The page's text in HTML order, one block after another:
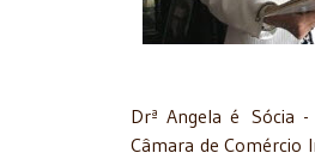
Drª Angela é Sócia -
Câmara de Comércio